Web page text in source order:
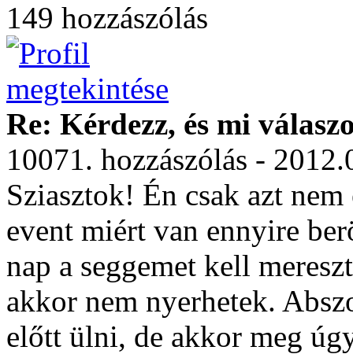
149 hozzászólás
Re: Kérdezz, és mi
10071. hozzászólás -
Sziasztok! Én csak azt
event miért van ennyire
nap a seggemet kell
akkor nem nyerhetek.
előtt ülni, de akkor meg